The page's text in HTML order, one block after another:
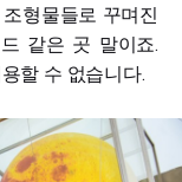
형물들로 꾸며진
같은 곳 말이죠.
할 수 없습니다.